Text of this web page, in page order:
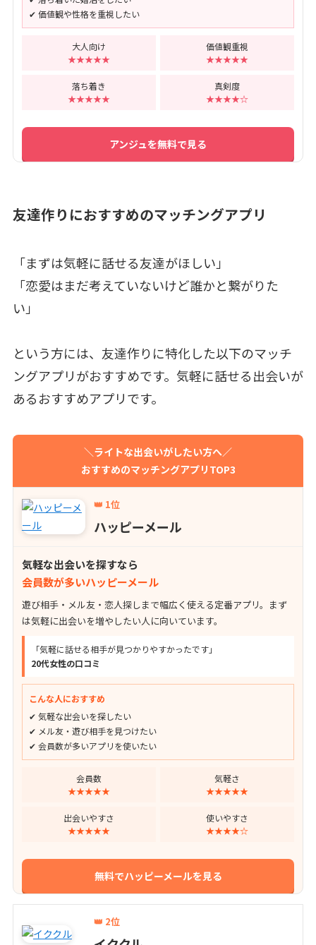
✔ 価値観や性格を重視したい
大人向け
★★★★★
価値観重視
★★★★★
落ち着き
★★★★★
真剣度
★★★★☆
アンジュを無料で見る
友達作りにおすすめのマッチングアプリ
「まずは気軽に話せる友達がほしい」
「恋愛はまだ考えていないけど誰かと繋がりた
い」
という方には、友達作りに特化した以下のマッチ
ングアプリがおすすめです。気軽に話せる出会いが
あるおすすめアプリです。
＼ライトな出会いがしたい方へ／
おすすめのマッチングアプリTOP3
👑 1位
ハッピーメール
気軽な出会いを探すなら
会員数が多いハッピーメール
遊び相手・メル友・恋人探しまで幅広く使える定番アプリ。まず
は気軽に出会いを増やしたい人に向いています。
「気軽に話せる相手が見つかりやすかったです」
20代女性の口コミ
こんな人におすすめ
✔ 気軽な出会いを探したい
✔ メル友・遊び相手を見つけたい
✔ 会員数が多いアプリを使いたい
会員数
★★★★★
気軽さ
★★★★★
出会いやすさ
★★★★★
使いやすさ
★★★★☆
無料でハッピーメールを見る
👑 2位